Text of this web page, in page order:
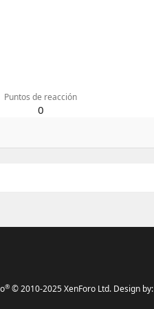
Puntos de reacción
0
® © 2010-2025 XenForo Ltd. Design by: